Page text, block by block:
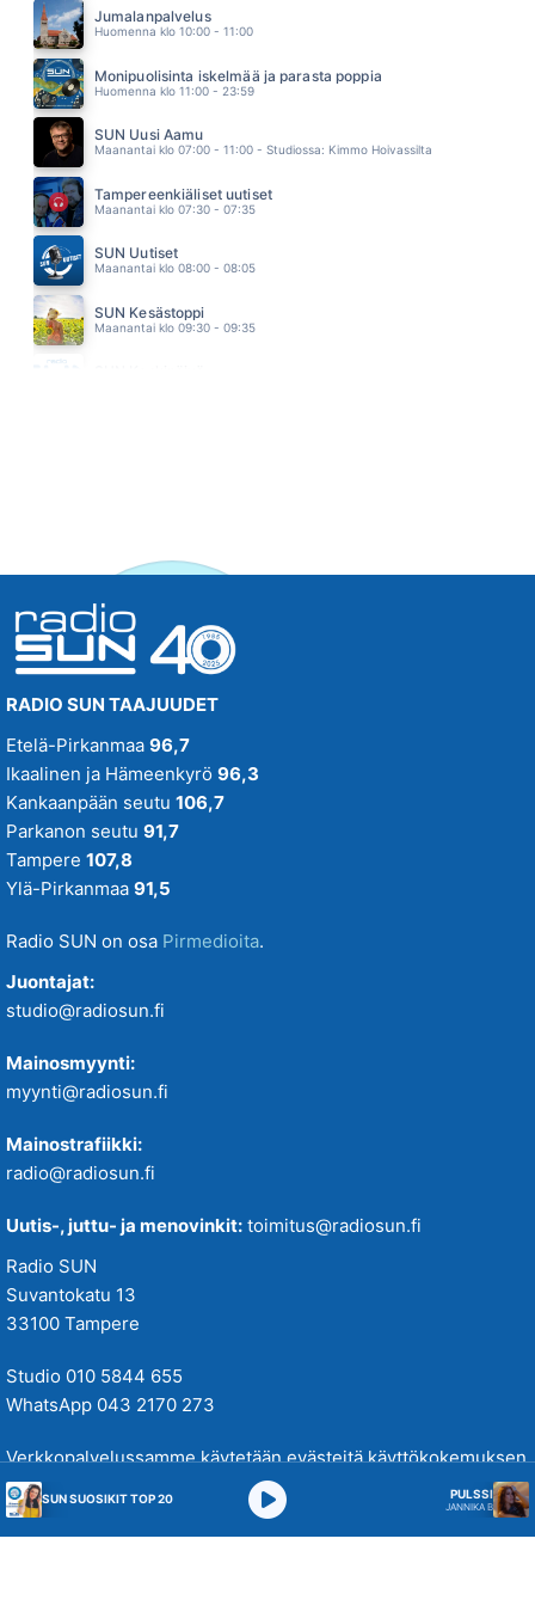
HEIDI PAKARINEN
11.07
RESSU REDFORD
11.03
Jumalanpalvelus
Huomenna klo 10:00 - 11:00
Monipuolisinta iskelmää ja parasta poppia
Huomenna klo 11:00 - 23:59
SUN Uusi Aamu
Maanantai klo 07:00 - 11:00 - Studiossa: Kimmo Hoivassilta
Tampereenkiäliset uutiset
Maanantai klo 07:30 - 07:35
SUN Uutiset
Maanantai klo 08:00 - 08:05
SUN Kesästoppi
Maanantai klo 09:30 - 09:35
RADIO SUN TAAJUUDET
Etelä-Pirkanmaa 96,7
Ikaalinen ja Hämeenkyrö 96,3
Kankaanpään seutu 106,7
Parkanon seutu 91,7
Tampere 107,8
Ylä-Pirkanmaa 91,5
Radio SUN on osa Pirmedioita.
Juontajat:
studio@radiosun.fi
Mainosmyynti:
myynti@radiosun.fi
Mainostrafiikki:
radio@radiosun.fi
Uutis-, juttu- ja menovinkit: toimitus@radiosun.fi
Radio SUN
Suvantokatu 13
33100 Tampere
Studio 010 5844 655
WhatsApp 043 2170 273
Verkkopalvelussamme käytetään evästeitä käyttökokemuksen
parantamiseksi. Tutustu tietosuojakäytäntöihimme
täällä.
SUN SUOSIKIT TOP 20 PULSSI
JANNIKA B